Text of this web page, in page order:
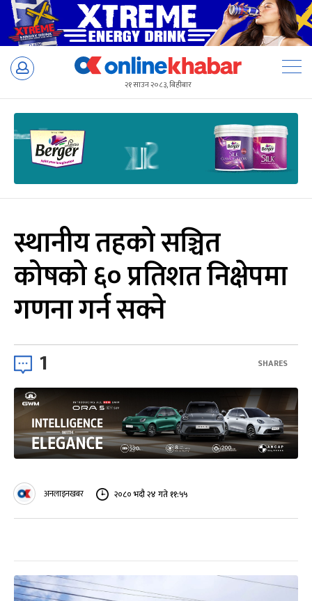
Skip
२१ साउन २०८३, बिहीबार
स्थानीय तहको सञ्चित
कोषको ६० प्रतिशत निक्षेपमा
गणना गर्न सक्ने
1 SHARES
अनलाइनखबर २०८० भदौ २४ गते ११:५५